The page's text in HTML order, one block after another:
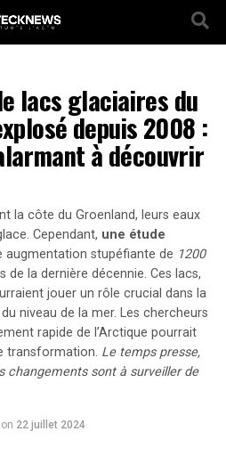
lacs glaciaires du
depuis 2008 :
à découvrir
la côte du Groenland, leurs eaux
Cependant, une étude
augmentation stupéfiante de 1200
la dernière décennie. Ces lacs,
jouer un rôle crucial dans la
niveau de la mer. Les chercheurs
rapide de l’Arctique pourrait
transformation. Le temps presse,
changements sont à surveiller de
on 22 juillet 2024